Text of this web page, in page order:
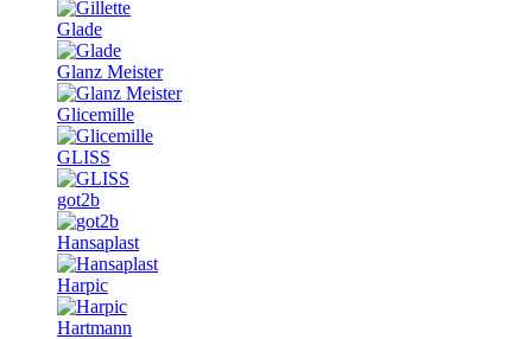
Glade
Glanz Meister
Glicemille
GLISS
got2b
Hansaplast
Harpic
Hartmann